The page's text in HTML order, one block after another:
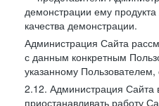
демонстрации ему
качества демонстрации.
Администрация Сайта
с данным конкретным
указанному
2.12. Администрация Сайта
приостанавливать работу